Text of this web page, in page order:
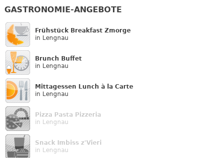
GASTRONOMIE-ANGEBOTE
Frühstück Breakfast Zmorge
in Lengnau
Brunch Buffet
in Lengnau
Mittagessen Lunch à la Carte
in Lengnau
Pizza Pasta Pizzeria
in Lengnau
Snack Imbiss z'Vieri
in Lengnau